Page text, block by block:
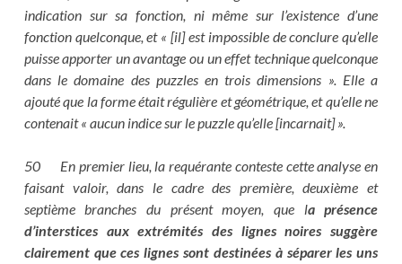
indication sur sa fonction, ni même sur l’existence d’une
fonction quelconque, et « [il] est impossible de conclure qu’elle
puisse apporter un avantage ou un effet technique quelconque
dans le domaine des puzzles en trois dimensions ». Elle a
ajouté que la forme était régulière et géométrique, et qu’elle ne
contenait « aucun indice sur le puzzle qu’elle [incarnait] ».
50 En premier lieu, la requérante conteste cette analyse en
faisant valoir, dans le cadre des première, deuxième et
septième branches du présent moyen, que la présence
d’interstices aux extrémités des lignes noires suggère
clairement que ces lignes sont destinées à séparer les uns